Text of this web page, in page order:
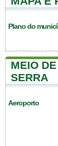
Plano do
MEIO
SERRA
Aeroporto